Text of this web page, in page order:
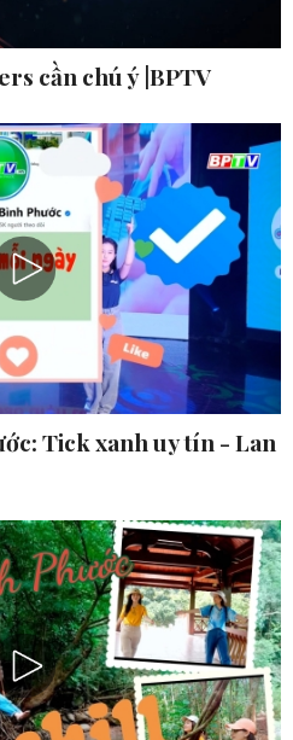
cần chú ý |BPTV
Tick xanh uy tín - Lan